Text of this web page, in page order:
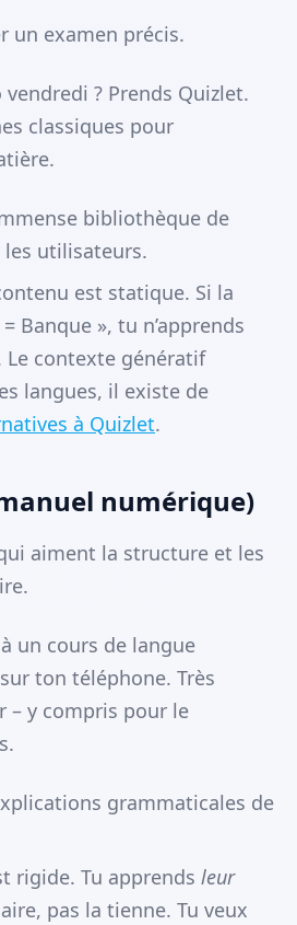
un examen précis.
? Prends Quizlet.
classiques pour
bibliothèque de
les utilisateurs.
est statique. Si la
Banque », tu n’apprends
Le contexte génératif
langues, il existe de
à Quizlet.
numérique)
aiment la structure et les
un cours de langue
ton téléphone. Très
– y compris pour le
grammaticales de
rigide. Tu apprends leur
pas la tienne. Tu veux